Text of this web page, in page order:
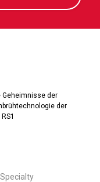
Geheimnisse der
der